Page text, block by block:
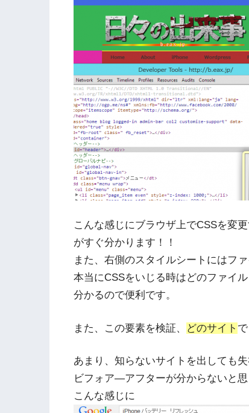
こんな感じにブラウザ上でCSSを変
がすぐ分かります！！
また、右側のスタイルシートにはフ
本当にCSSをいじる時はどのファイ
分かるので便利です。
また、この要素を検証、 どのサイト
あまり、知らないサイトを出しても失
ビフォア―アフターが分からないと
こんな感じに